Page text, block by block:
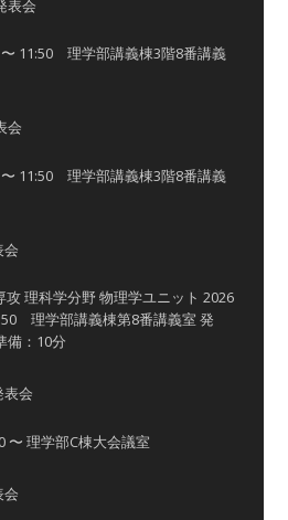
表会
11:50 理学部講義棟3階8番講義
会
11:50 理学部講義棟3階8番講義
会
理科学分野 物理学ユニット 2026
理学部講義棟第8番講義室 発
：10分
表会
理学部C棟大会議室
会